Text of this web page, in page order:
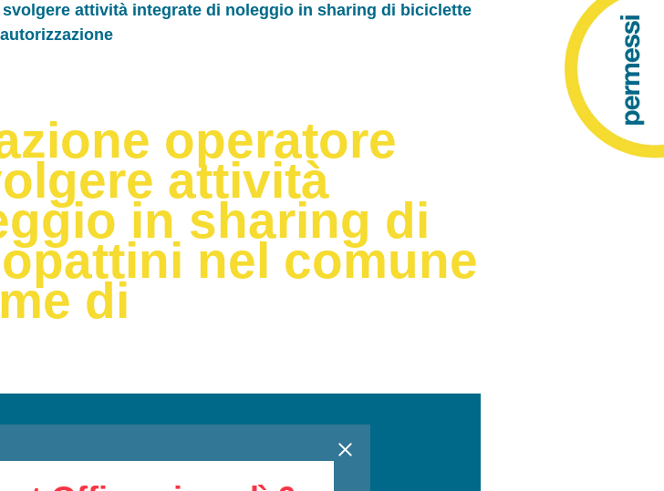
attività integrate di noleggio in sharing di biciclette
operatore
attività
in sharing di
nel comune
di